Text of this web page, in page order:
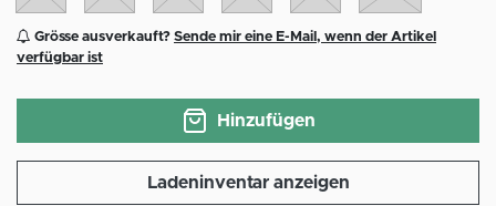
Grösse ausverkauft? Sende mir eine E-Mail, wenn der Artikel
verfügbar ist
Hinzufügen
Ladeninventar anzeigen